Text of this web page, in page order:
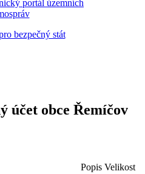
účet obce Řemíčov
Popis Velikost